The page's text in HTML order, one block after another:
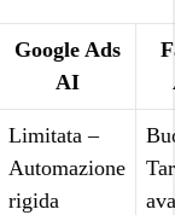
Google Ads
AI
Limitata –
Automazione
rigida